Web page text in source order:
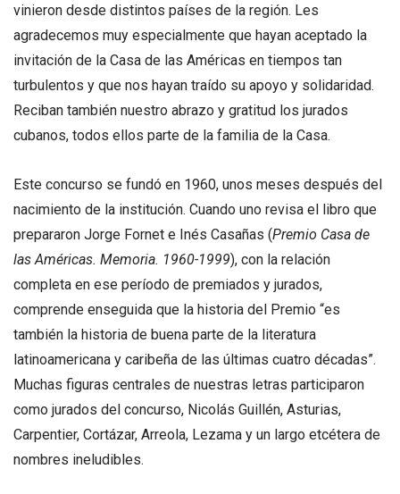
vinieron desde distintos países de la región. Les
agradecemos muy especialmente que hayan aceptado la
invitación de la Casa de las Américas en tiempos tan
turbulentos y que nos hayan traído su apoyo y solidaridad.
Reciban también nuestro abrazo y gratitud los jurados
cubanos, todos ellos parte de la familia de la Casa.
Este concurso se fundó en 1960, unos meses después del
nacimiento de la institución. Cuando uno revisa el libro que
prepararon Jorge Fornet e Inés Casañas (Premio Casa de
las Américas. Memoria. 1960-1999), con la relación
completa en ese período de premiados y jurados,
comprende enseguida que la historia del Premio “es
también la historia de buena parte de la literatura
latinoamericana y caribeña de las últimas cuatro décadas”.
Muchas figuras centrales de nuestras letras participaron
como jurados del concurso, Nicolás Guillén, Asturias,
Carpentier, Cortázar, Arreola, Lezama y un largo etcétera de
nombres ineludibles.